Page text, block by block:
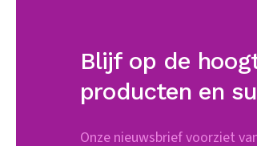
Blijf op de
producten en
Onze nieuwsbrief voorziet